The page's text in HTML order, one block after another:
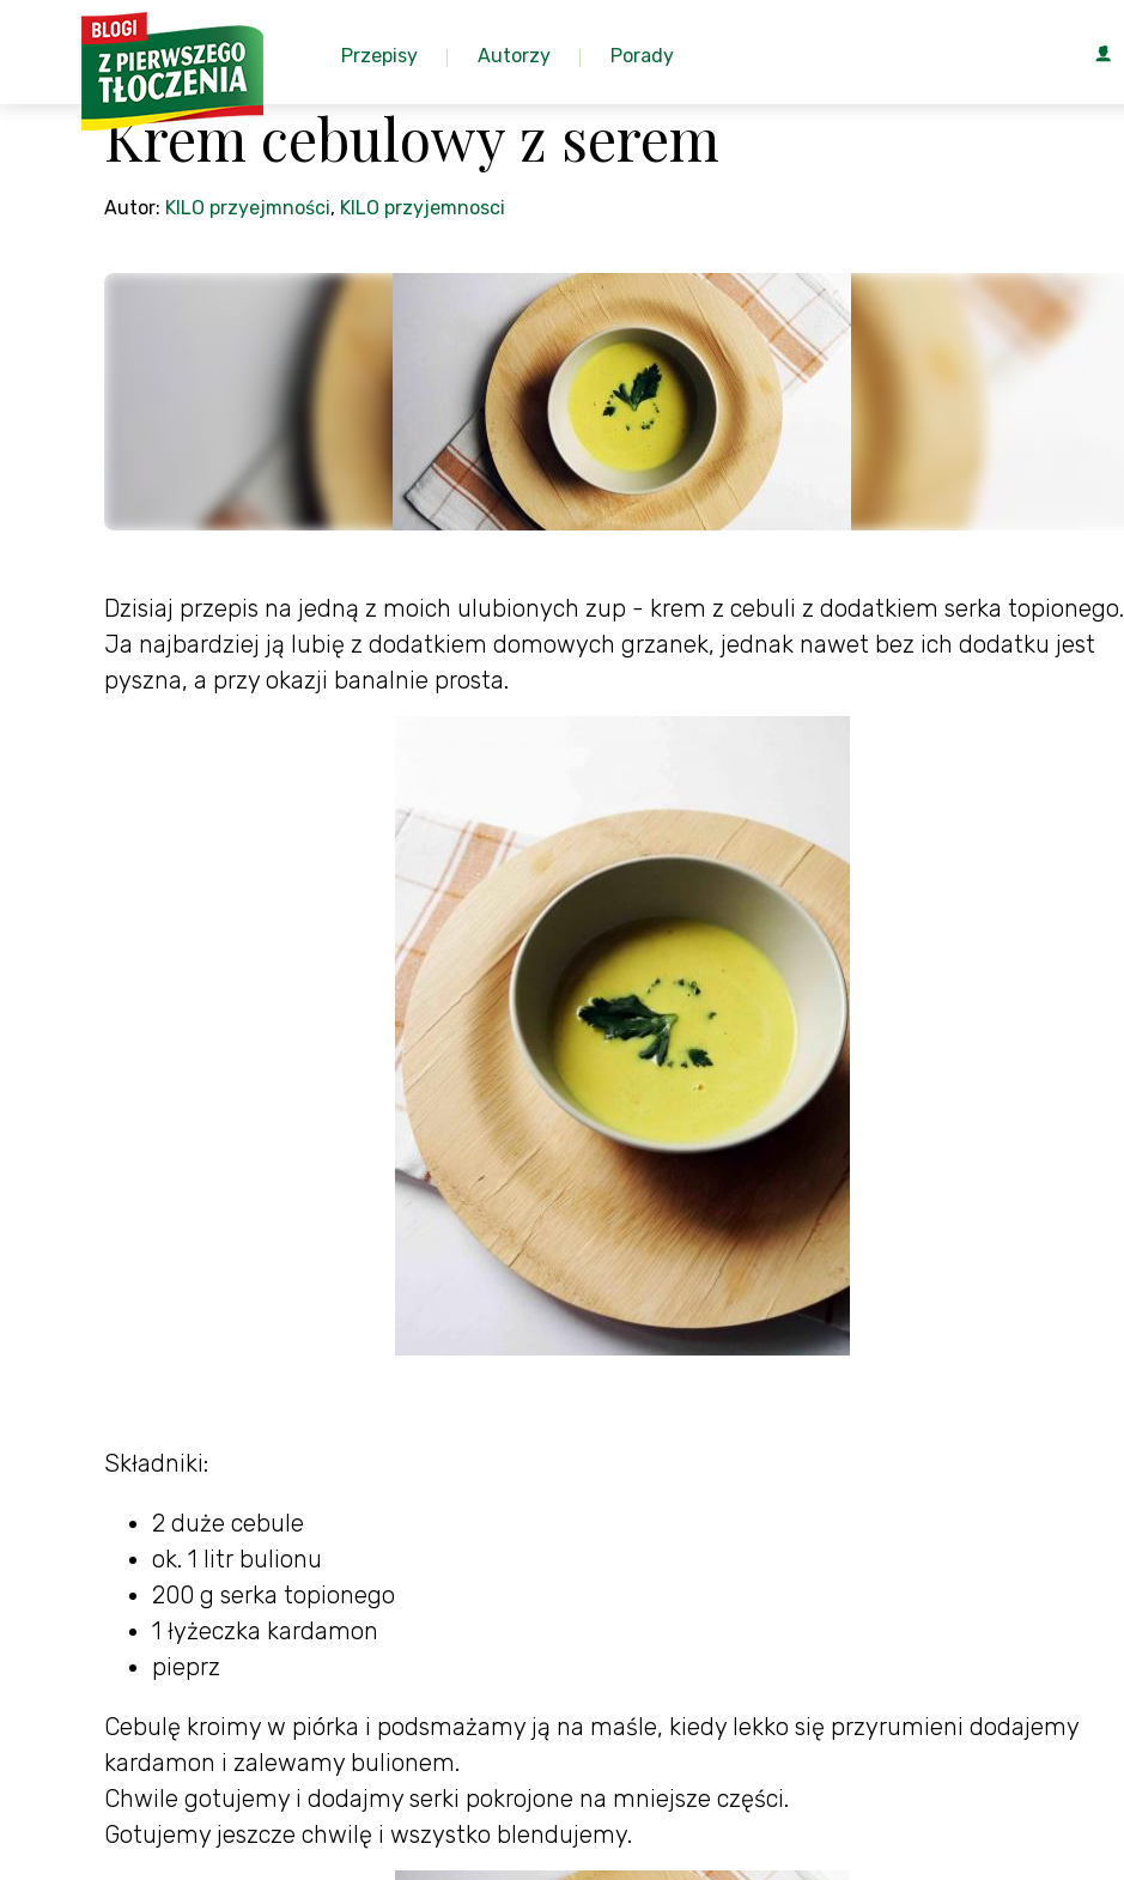
Przepisy Autorzy Porady
Krem cebulowy z serem
Autor: KILO przyejmności, KILO przyjemnosci
Dzisiaj przepis na jedną z moich ulubionych zup - krem z cebuli z dodatkiem serka topionego.
Ja najbardziej ją lubię z dodatkiem domowych grzanek, jednak nawet bez ich dodatku jest
pyszna, a przy okazji banalnie prosta.
Składniki:
2 duże cebule
ok. 1 litr bulionu
200 g serka topionego
1 łyżeczka kardamon
pieprz
Cebulę kroimy w piórka i podsmażamy ją na maśle, kiedy lekko się przyrumieni dodajemy
kardamon i zalewamy bulionem.
Chwile gotujemy i dodajmy serki pokrojone na mniejsze części.
Gotujemy jeszcze chwilę i wszystko blendujemy.